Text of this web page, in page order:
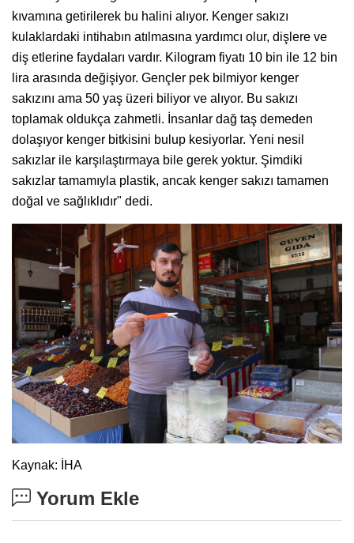
kıvamına getirilerek bu halini alıyor. Kenger sakızı
kulaklardaki intihabın atılmasına yardımcı olur, dişlere ve
diş etlerine faydaları vardır. Kilogram fiyatı 10 bin ile 12 bin
lira arasında değişiyor. Gençler pek bilmiyor kenger
sakızını ama 50 yaş üzeri biliyor ve alıyor. Bu sakızı
toplamak oldukça zahmetli. İnsanlar dağ taş demeden
dolaşıyor kenger bitkisini bulup kesiyorlar. Yeni nesil
sakızlar ile karşılaştırmaya bile gerek yoktur. Şimdiki
sakızlar tamamıyla plastik, ancak kenger sakızı tamamen
doğal ve sağlıklıdır" dedi.
Kaynak: İHA
Yorum Ekle